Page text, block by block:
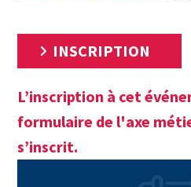
INSCRIPTION
L’inscription à cet
formulaire de l'axe
s’inscrit.